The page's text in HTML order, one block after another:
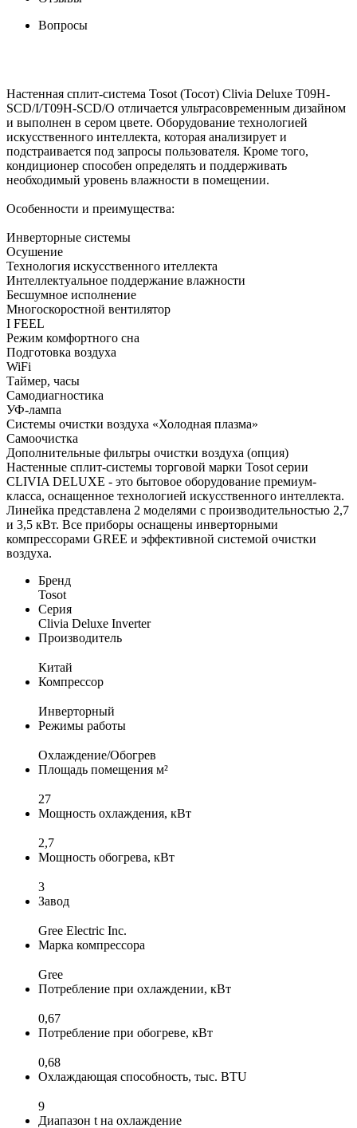
Вопросы
Настенная сплит-система Tosot (Тосот) Clivia Deluxe T09H-
SCD/I/T09H-SCD/O отличается ультрасовременным дизайном
и выполнен в сером цвете. Оборудование технологией
искусственного интеллекта, которая анализирует и
подстраивается под запросы пользователя. Кроме того,
кондиционер способен определять и поддерживать
необходимый уровень влажности в помещении.
Особенности и преимущества:
Инверторные системы
Осушение
Технология искусственного ителлекта
Интеллектуальное поддержание влажности
Бесшумное исполнение
Многоскоростной вентилятор
I FEEL
Режим комфортного сна
Подготовка воздуха
WiFi
Таймер, часы
Самодиагностика
УФ-лампа
Системы очистки воздуха «Холодная плазма»
Самоочистка
Дополнительные фильтры очистки воздуха (опция)
Настенные сплит-системы торговой марки Tosot серии
CLIVIA DELUXE - это бытовое оборудование премиум-
класса, оснащенное технологией искусственного интеллекта.
Линейка представлена 2 моделями с производительностью 2,7
и 3,5 кВт. Все приборы оснащены инверторными
компрессорами GREE и эффективной системой очистки
воздуха.
Бренд
Tosot
Серия
Clivia Deluxe Inverter
Производитель
Китай
Компрессор
Инверторный
Режимы работы
Охлаждение/Обогрев
Площадь помещения м²
27
Мощность охлаждения, кВт
2,7
Мощность обогрева, кВт
3
Завод
Gree Electric Inc.
Марка компрессора
Gree
Потребление при охлаждении, кВт
0,67
Потребление при обогреве, кВт
0,68
Охлаждающая способность, тыс. BTU
9
Диапазон t на охлаждение